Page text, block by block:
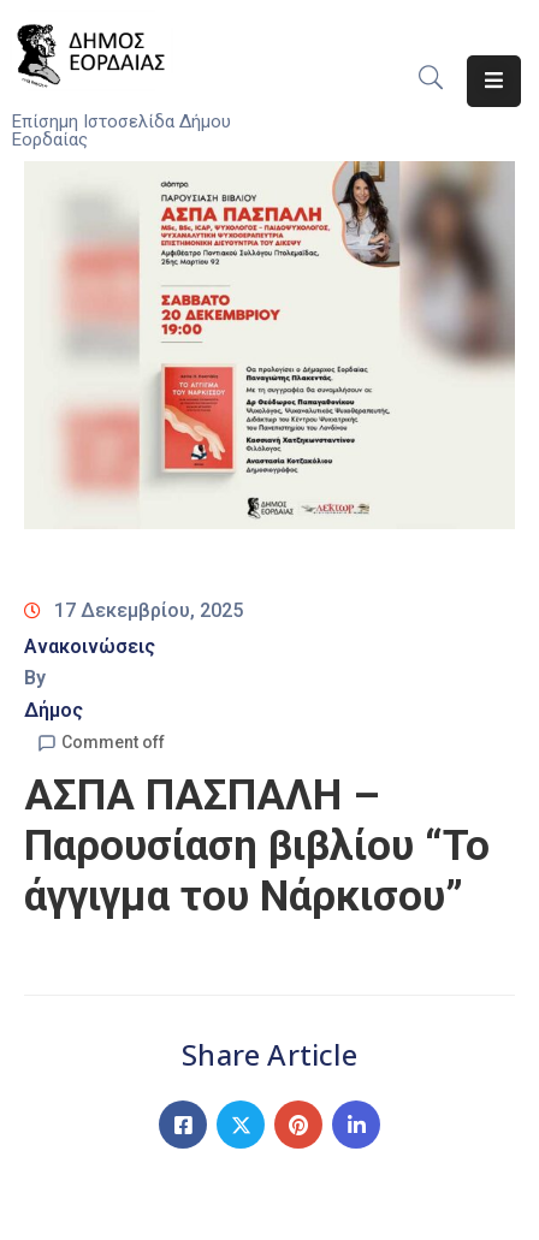
Επίσημη Ιστοσελίδα Δήμου
Εορδαίας
Προσκλήσεις
17 Δεκεμβρίου, 2025
Ανακοινώσεις
By
Δήμος
Comment off
ΑΣΠΑ ΠΑΣΠΑΛΗ –
Παρουσίαση βιβλίου “Το
άγγιγμα του Νάρκισου”
Share Article